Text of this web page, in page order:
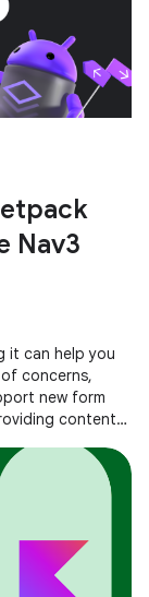
Nav3
it can help you
concerns,
new form
content